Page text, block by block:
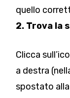
quello
2. Trova la
Clicca
a destra
spostato alla